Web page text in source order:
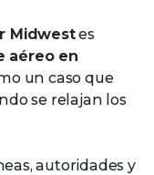
Midwestes
aéreo en
un caso que
se relajan los
autoridades y